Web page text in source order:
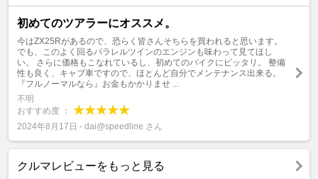
初めてのツアラーにオススメ。
今はZX25Rがあるので、恐らく皆さんそちらを買われると思います。
でも、このよく回るパラレルツインのエンジンも味わって見てほし
い。 さらに価格もこなれているし、初めてのバイクにピッタリ。 整備
性も良く、キャブ車ですので、ほとんど自分でメンテナンス出来る。
『フルノーマルなら』お金もかかりませ ...
不明
おすすめ度 ：
2024年8月17日 - dai@speedline さん
クルマレビューをもっと見る